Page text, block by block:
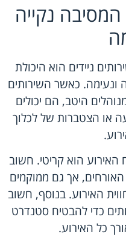
נקייה
ניידים הוא היכולת
ונעימה. כאשר השירותים
היטב, הם יכולים
או הצטברות של לכלוך
האירוע הוא קריטי. חשוב
אך גם ממוקמים
האירוע. בנוסף, חשוב
כדי להבטיח סטנדרט
כל האירוע.